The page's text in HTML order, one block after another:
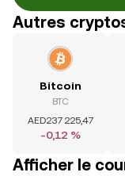
Autres
Bitcoin
BTC
AED237 225,47
-0,12 %
Afficher le